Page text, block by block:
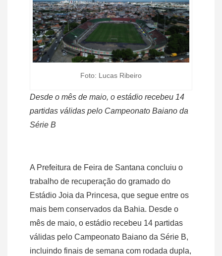
Foto: Lucas Ribeiro
Desde o mês de maio, o estádio recebeu 14
partidas válidas pelo Campeonato Baiano da
Série B
A Prefeitura de Feira de Santana concluiu o
trabalho de recuperação do gramado do
Estádio Joia da Princesa, que segue entre os
mais bem conservados da Bahia. Desde o
mês de maio, o estádio recebeu 14 partidas
válidas pelo Campeonato Baiano da Série B,
incluindo finais de semana com rodada dupla,